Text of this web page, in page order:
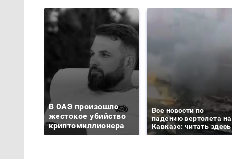
В ОАЭ произошло
жестокое убийство
криптомиллионера
Все новости по
падению вертолета на
Кавказе: читать здесь